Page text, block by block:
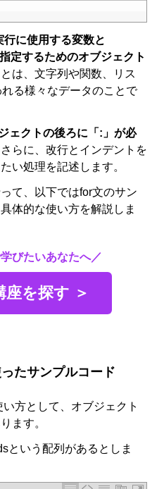
行に使用する変数と
定するためのオブジェクト
は、文字列や関数、リス
る様々なデータのことで
ェクトの後ろに「:」が必
さらに、改行とインデントを
い処理を記述します。
て、以下ではfor文のサン
体的な使い方を解説しま
びたいあなたへ／
を探す ＞
たサンプルコード
方として、オブジェクト
ます。
という配列があるとしま